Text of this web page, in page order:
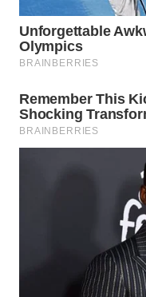
WN
SEMARANG
SOLO